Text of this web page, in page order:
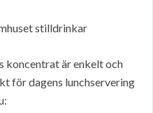
stilldrinkar
koncentrat är enkelt och
för dagens lunchservering